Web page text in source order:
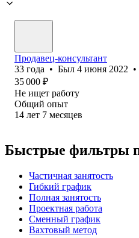
Продавец-консультант
33 года • Был 4 июня 2022 •
35 000 ₽
Не ищет работу
Общий опыт
14 лет 7 месяцев
Быстрые фильтры
Частичная занятость
Гибкий график
Полная занятость
Проектная работа
Сменный график
Вахтовый метод